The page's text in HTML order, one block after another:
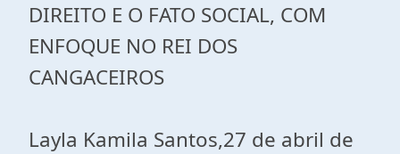
DIREITO E O FATO SOCIAL, COM
ENFOQUE NO REI DOS
CANGACEIROS
Layla Kamila Santos,27 de abril de